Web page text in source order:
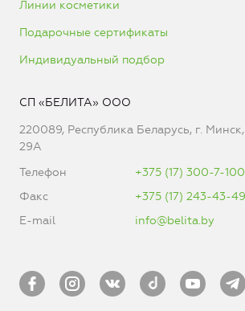
Линии косметики
Подарочные сертификаты
Индивидуальный подбор
СП «БЕЛИТА» ООО
220089, Республика Беларусь, г.
29А
Телефон
+375 (17) 300-7-100
Факс
+375 (17) 243-43-49
E-mail
info@belita.by